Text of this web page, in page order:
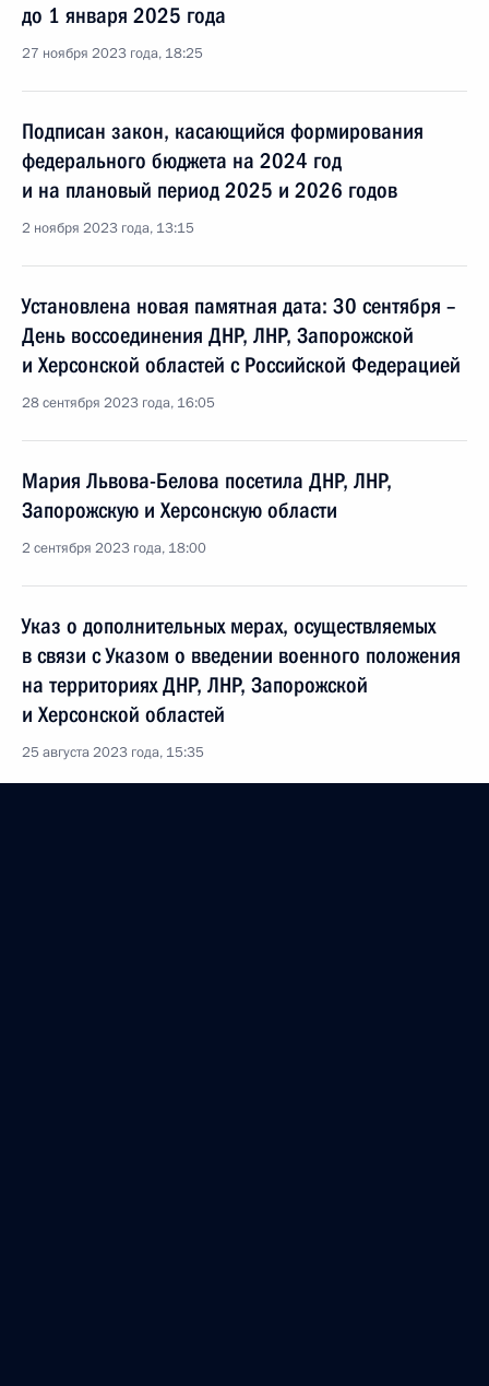
до 1 января 2025 года
27 ноября 2023 года, 18:25
Подписан закон, касающийся формирования
федерального бюджета на 2024 год
и на плановый период 2025 и 2026 годов
2 ноября 2023 года, 13:15
Установлена новая памятная дата: 30 сентября –
День воссоединения ДНР, ЛНР, Запорожской
и Херсонской областей с Российской Федерацией
28 сентября 2023 года, 16:05
Мария Львова-Белова посетила ДНР, ЛНР,
Запорожскую и Херсонскую области
2 сентября 2023 года, 18:00
Указ о дополнительных мерах, осуществляемых
в связи с Указом о введении военного положения
на территориях ДНР, ЛНР, Запорожской
и Херсонской областей
25 августа 2023 года, 15:35